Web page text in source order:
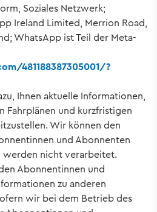
Soziales Netzwerk;
Ireland Limited, Merrion Road,
WhatsApp ist Teil der Meta-
481188387305001/?
Ihnen aktuelle Informationen,
Fahrplänen und kurzfristigen
Wir können den
und Abonnenten
werden nicht verarbeitet.
Abonnentinnen und
zu anderen
wir bei dem Betrieb des